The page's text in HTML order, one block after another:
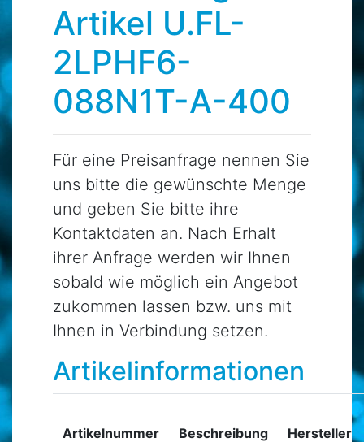
Artikel U.FL-
2LPHF6-
088N1T-A-400
Für eine Preisanfrage nennen Sie
uns bitte die gewünschte Menge
und geben Sie bitte ihre
Kontaktdaten an. Nach Erhalt
ihrer Anfrage werden wir Ihnen
sobald wie möglich ein Angebot
zukommen lassen bzw. uns mit
Ihnen in Verbindung setzen.
Artikelinformationen
Artikelnummer Beschreibung Hersteller